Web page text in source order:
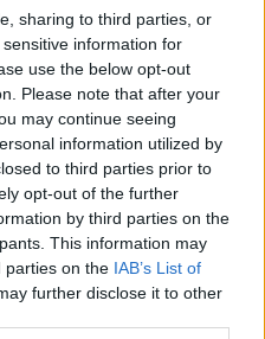
sharing to third parties, or
information for
use the below opt-out
Please note that after your
may continue seeing
information utilized by
to third parties prior to
opt-out of the further
by third parties on the
This information may
parties on the IAB’s List of
further disclose it to other